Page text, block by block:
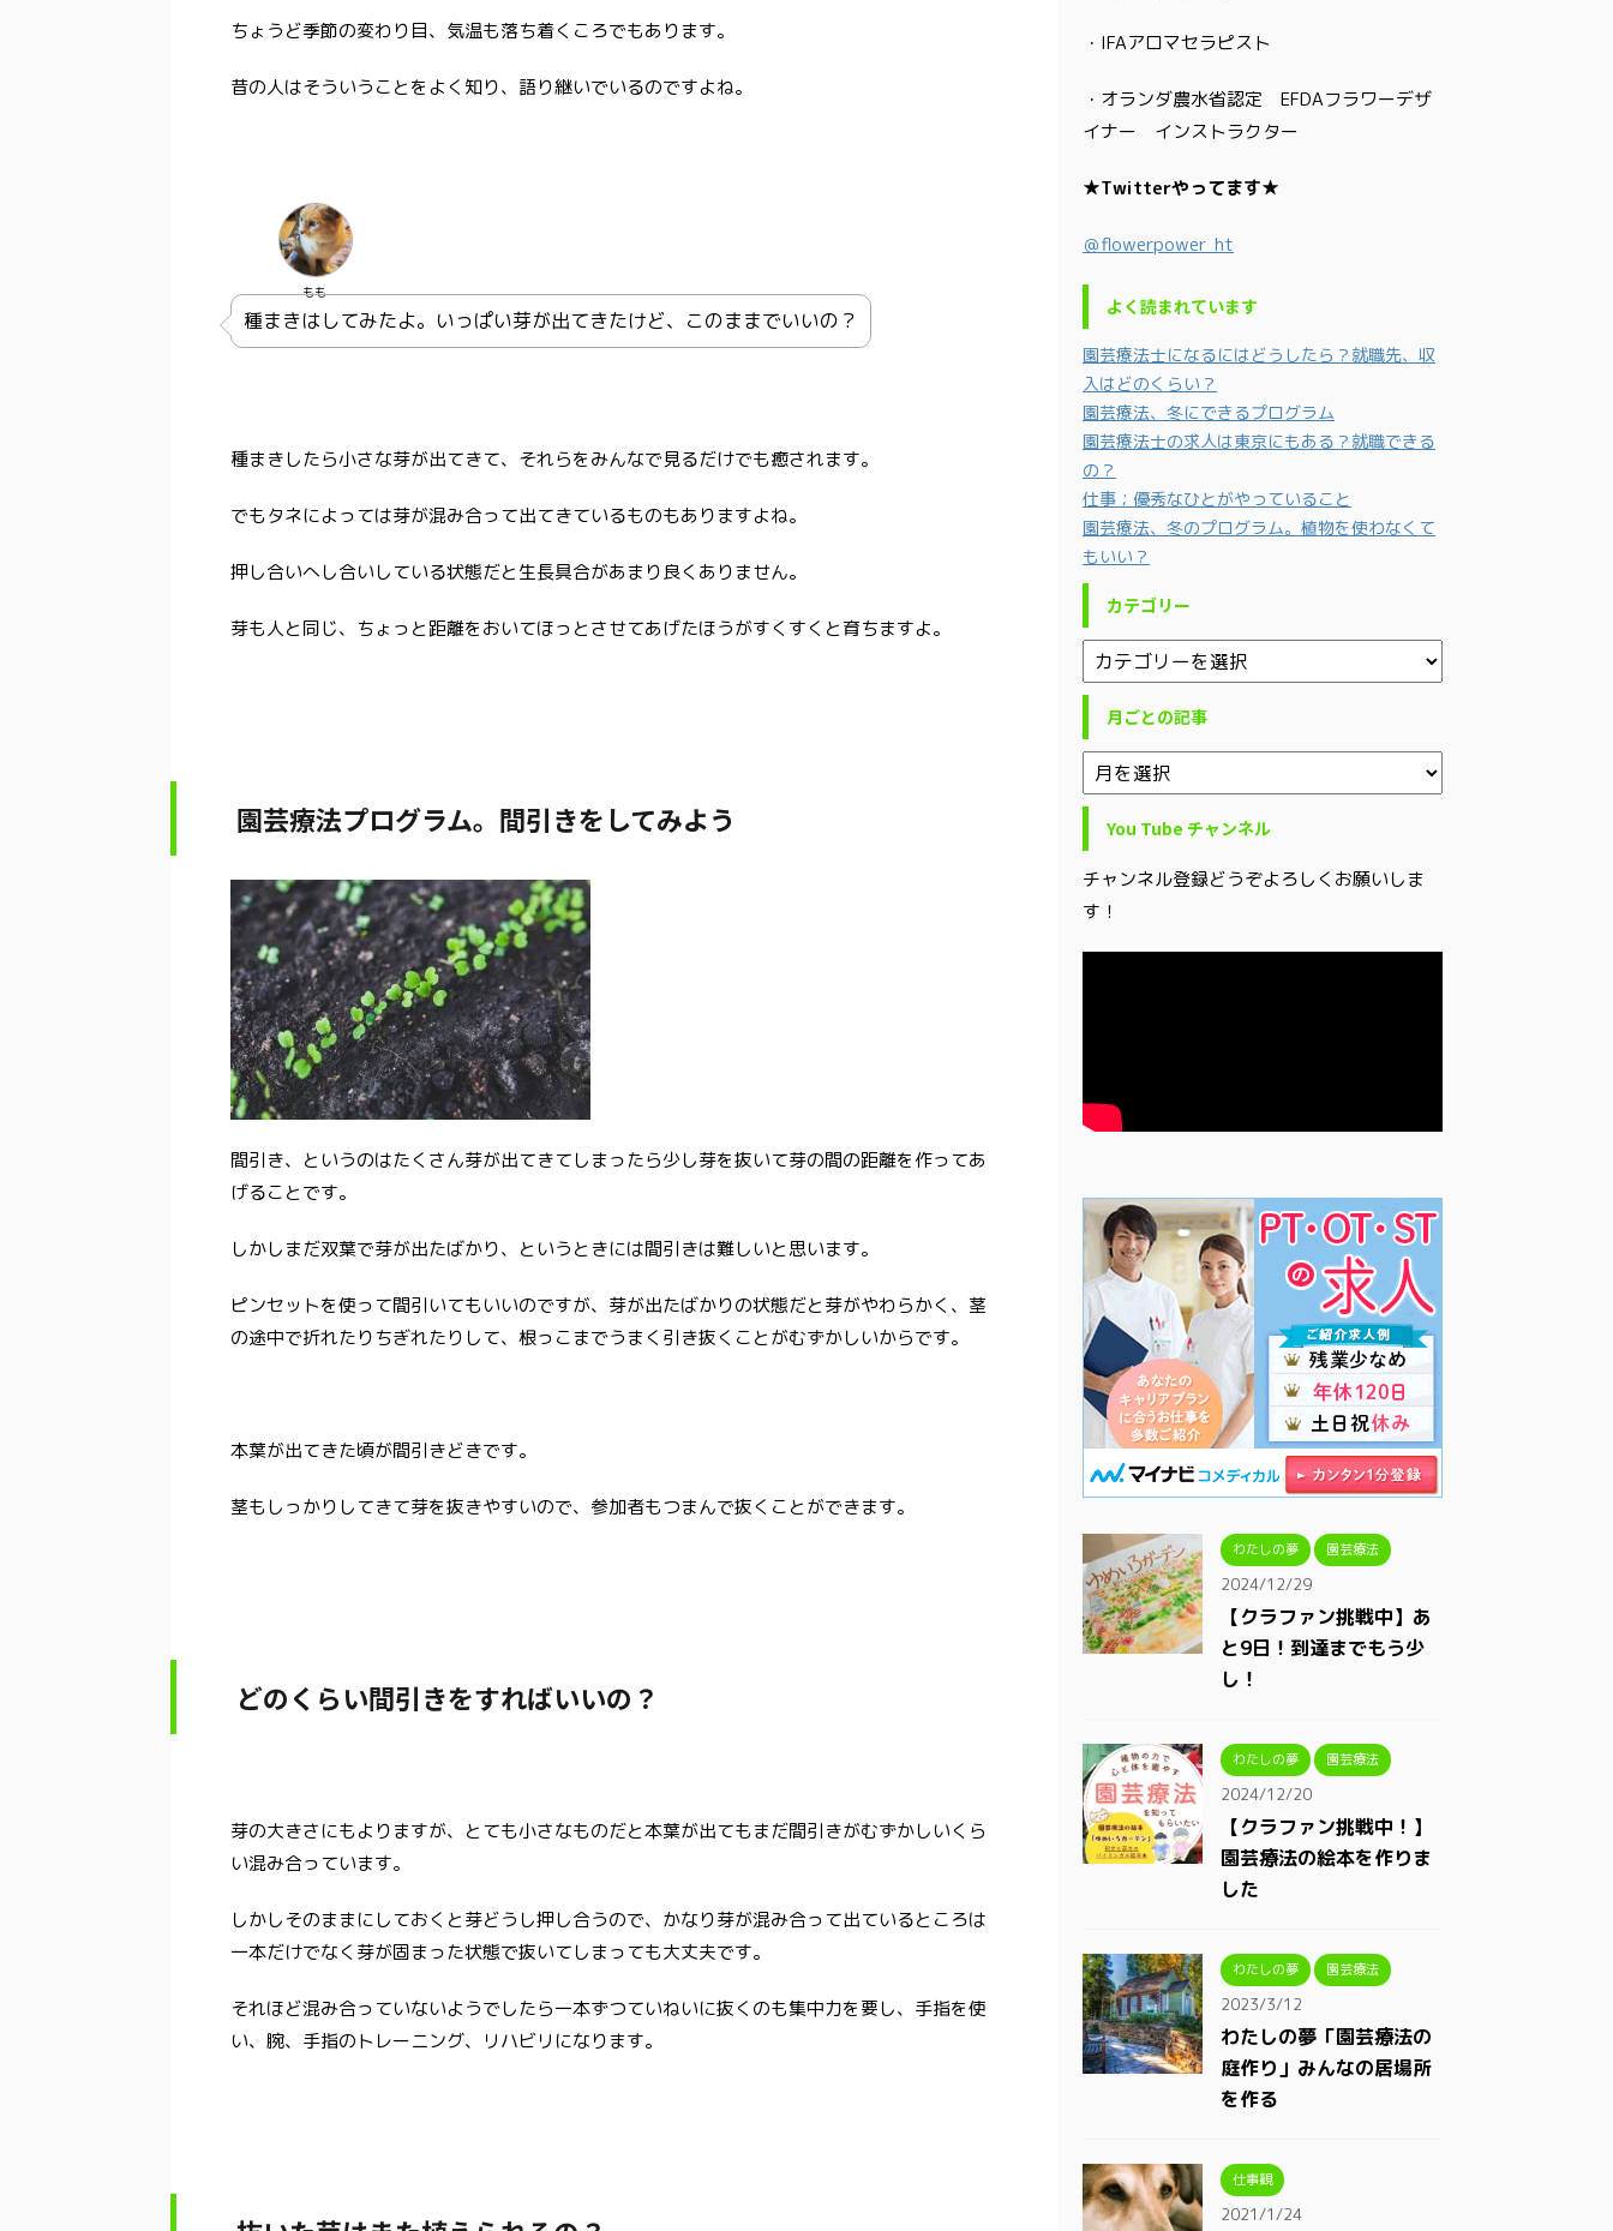
ちょうど季節の変わり目、気温も落ち着くころでもあります。
昔の人はそういうことをよく知り、語り継いでいるのですよね。
もも
種まきはしてみたよ。いっぱい芽が出てきたけど、このままでいいの？
種まきしたら小さな芽が出てきて、それらをみんなで見るだけでも癒されます。
でもタネによっては芽が混み合って出てきているものもありますよね。
押し合いへし合いしている状態だと生長具合があまり良くありません。
芽も人と同じ、ちょっと距離をおいてほっとさせてあげたほうがすくすくと育ちますよ。
園芸療法プログラム。間引きをしてみよう
間引き、というのはたくさん芽が出てきてしまったら少し芽を抜いて芽の間の距離を作ってあ
げることです。
しかしまだ双葉で芽が出たばかり、というときには間引きは難しいと思います。
ピンセットを使って間引いてもいいのですが、芽が出たばかりの状態だと芽がやわらかく、茎
の途中で折れたりちぎれたりして、根っこまでうまく引き抜くことがむずかしいからです。
本葉が出てきた頃が間引きどきです。
茎もしっかりしてきて芽を抜きやすいので、参加者もつまんで抜くことができます。
どのくらい間引きをすればいいの？
芽の大きさにもよりますが、とても小さなものだと本葉が出てもまだ間引きがむずかしいくら
い混み合っています。
しかしそのままにしておくと芽どうし押し合うので、かなり芽が混み合って出ているところは
一本だけでなく芽が固まった状態で抜いてしまっても大丈夫です。
それほど混み合っていないようでしたら一本ずつていねいに抜くのも集中力を要し、手指を使
い、腕、手指のトレーニング、リハビリになります。
・IFAアロマセラピスト
・オランダ農水省認定 EFDAフラワーデザ
イナー インストラクター
★Twitterやってます★
＠flowerpower_ht
よく読まれています
園芸療法士になるにはどうしたら？就職先、収
入はどのくらい？
園芸療法、冬にできるプログラム
園芸療法士の求人は東京にもある？就職できる
の？
仕事；優秀なひとがやっていること
園芸療法、冬のプログラム。植物を使わなくて
もいい？
カテゴリー
月ごとの記事
You Tube チャンネル
チャンネル登録どうぞよろしくお願いしま
す！
わたしの夢 園芸療法
2024/12/29
【クラファン挑戦中】あ
と9日！到達までもう少
し！
わたしの夢 園芸療法
2024/12/20
【クラファン挑戦中！】
園芸療法の絵本を作りま
した
わたしの夢 園芸療法
2023/3/12
わたしの夢「園芸療法の
庭作り」みんなの居場所
を作る
仕事観
2021/1/24